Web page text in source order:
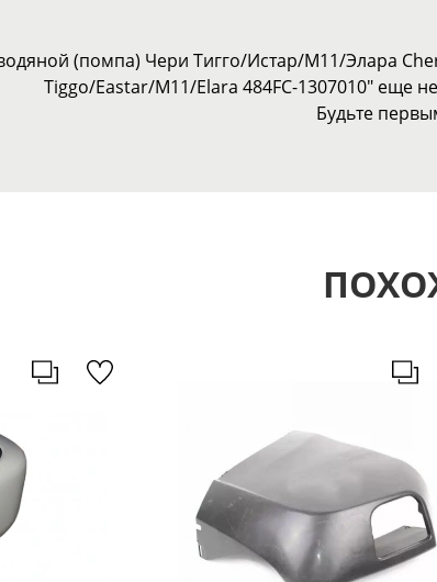
(помпа) Чери Тигго/Истар/М11/Элара
Tiggo/Eastar/M11/Elara 484FC-1307010" еще
Будьте